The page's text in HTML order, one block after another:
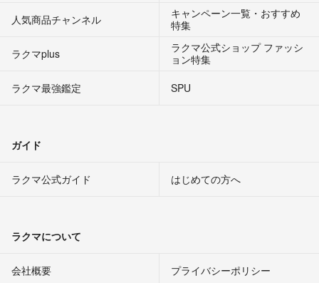
人気商品チャンネル
キャンペーン一覧・おすすめ
特集
ラクマplus
ラクマ公式ショップ ファッシ
ョン特集
ラクマ最強鑑定
SPU
ガイド
ラクマ公式ガイド はじめての方へ
ラクマについて
会社概要 プライバシーポリシー